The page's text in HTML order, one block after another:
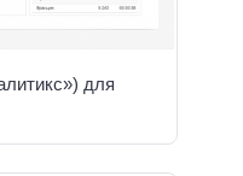
для